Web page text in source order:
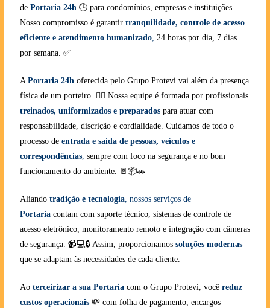
de Portaria 24h🕒 para condomínios, empresas e instituições.
Nosso compromisso é garantir tranquilidade, controle de acesso
eficiente e atendimento humanizado, 24 horas por dia, 7 dias
por semana. ✅
A Portaria 24h oferecida pelo Grupo Protevi vai além da presença
física de um porteiro. 👮‍♂️ Nossa equipe é formada por profissionais
treinados, uniformizados e preparadospara atuar com
responsabilidade, discrição e cordialidade. Cuidamos de todo o
processo de entrada e saída de pessoas, veículos e
correspondências, sempre com foco na segurança e no bom
funcionamento do ambiente. 🚪📦🚗
Aliando tradição e tecnologia, nossos serviços de
Portariacontam com suporte técnico, sistemas de controle de
acesso eletrônico, monitoramento remoto e integração com câmeras
de segurança. 📹💻🔒 Assim, proporcionamos soluções modernas
que se adaptam às necessidades de cada cliente.
Ao terceirizar a sua Portariacom o Grupo Protevi, você reduz
custos operacionais💸 com folha de pagamento, encargos